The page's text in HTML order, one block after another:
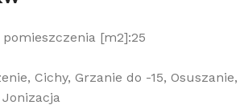
[m2]:25
Cichy, Grzanie do -15, Osuszanie,